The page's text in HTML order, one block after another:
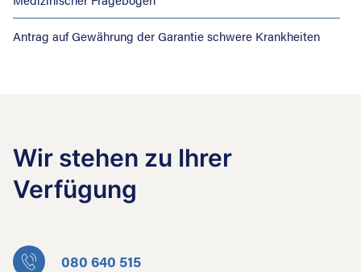
Antrag auf Gewährung der Garantie schwere Krankheiten
Wir stehen zu Ihrer
Verfügung
080 640 515